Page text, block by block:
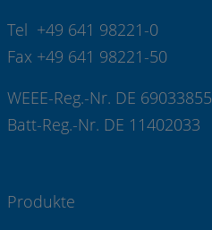
Tel +49 641 98221-0
Fax +49 641 98221-50
WEEE-Reg.-Nr. DE 69033855
Batt-Reg.-Nr. DE 11402033
Produkte